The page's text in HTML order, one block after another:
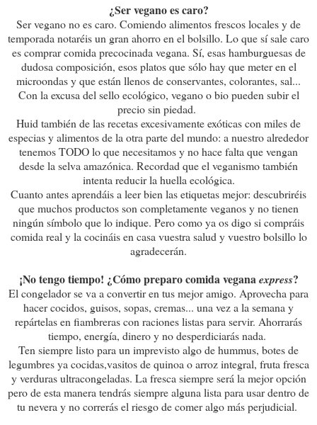
¿Ser vegano es caro?
Ser vegano no es caro. Comiendo alimentos frescos locales y de
temporada notaréis un gran ahorro en el bolsillo. Lo que sí sale caro
es comprar comida precocinada vegana. Sí, esas hamburguesas de
dudosa composición, esos platos que sólo hay que meter en el
microondas y que están llenos de conservantes, colorantes, sal...
Con la excusa del sello ecológico, vegano o bio pueden subir el
precio sin piedad.
Huid también de las recetas excesivamente exóticas con miles de
especias y alimentos de la otra parte del mundo: a nuestro alrededor
tenemos TODO lo que necesitamos y no hace falta que vengan
desde la selva amazónica. Recordad que el veganismo también
intenta reducir la huella ecológica.
Cuanto antes aprendáis a leer bien las etiquetas mejor: descubriréis
que muchos productos son completamente veganos y no tienen
ningún símbolo que lo indique. Pero como ya os digo si compráis
comida real y la cocináis en casa vuestra salud y vuestro bolsillo lo
agradecerán.
¡No tengo tiempo! ¿Cómo preparo comida veganaexpress?
El congelador se va a convertir en tus mejor amigo. Aprovecha para
hacer cocidos, guisos, sopas, cremas... una vez a la semana y
repártelas en fiambreras con raciones listas para servir. Ahorrarás
tiempo, energía, dinero y no desperdiciarás nada.
Ten siempre listo para un imprevisto algo de hummus, botes de
legumbres ya cocidas,vasitos de quinoa o arroz integral, fruta fresca
y verduras ultracongeladas. La fresca siempre será la mejor opción
pero de esta manera tendrás siempre alguna lista para usar dentro de
tu nevera y no correrás el riesgo de comer algo más perjudicial.